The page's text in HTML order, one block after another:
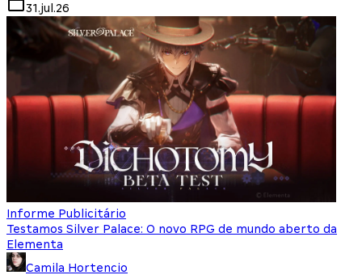
31.jul.26
Informe Publicitário
Testamos Silver Palace: O novo RPG de mundo aberto da
Elementa
Camila Hortencio